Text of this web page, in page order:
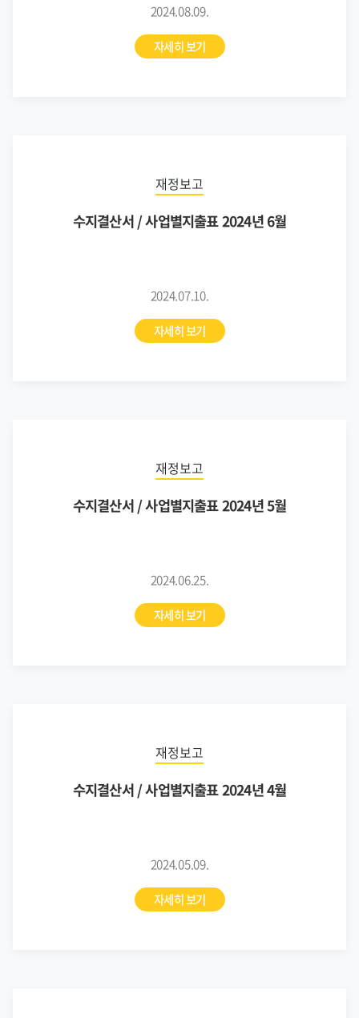
2024.08.09.
자세히 보기
재정보고
수지결산서 / 사업별지출표 2024년 6월
2024.07.10.
자세히 보기
재정보고
수지결산서 / 사업별지출표 2024년 5월
2024.06.25.
자세히 보기
재정보고
수지결산서 / 사업별지출표 2024년 4월
2024.05.09.
자세히 보기